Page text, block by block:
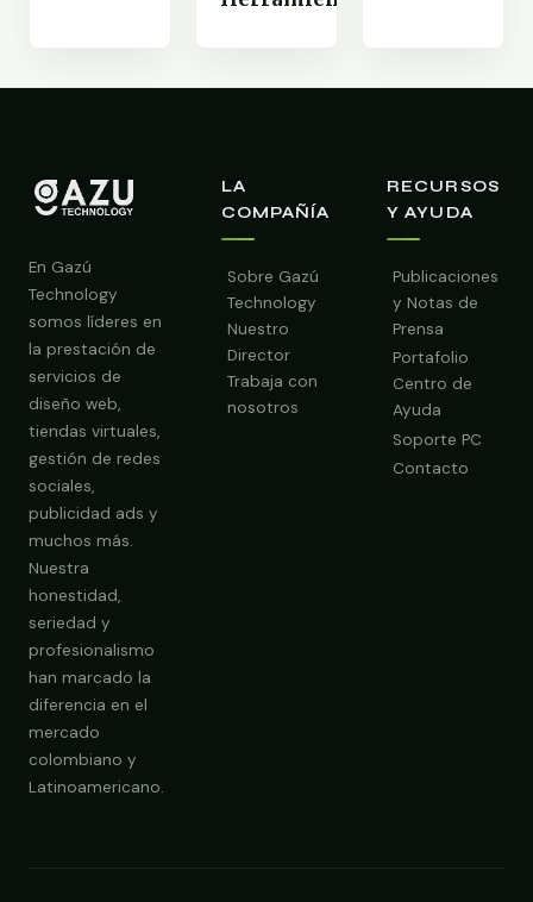
En Gazú
Technology
somos líderes en
la prestación de
servicios de
diseño web,
tiendas virtuales,
gestión de redes
sociales,
publicidad ads y
muchos más.
Nuestra
honestidad,
seriedad y
profesionalismo
han marcado la
diferencia en el
mercado
colombiano y
Latinoamericano.
LA
COMPAÑÍA
Sobre Gazú
Technology
Nuestro
Director
Trabaja con
nosotros
RECURSOS
Y AYUDA
Publicaciones
y Notas de
Prensa
Portafolio
Centro de
Ayuda
Soporte PC
Contacto